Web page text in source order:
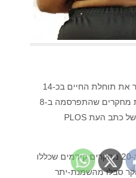
חולנית עלולה לקצר את תוחלת החיים בכ-14
שנים. כך עולה מתוצאות סקירת מחקרים שהתפרסמה ב-8
חוקרים בארה"ב אספו נתונים מ-20 מחקרים קודמים שכללו
סבלו מהשמנת-יתר